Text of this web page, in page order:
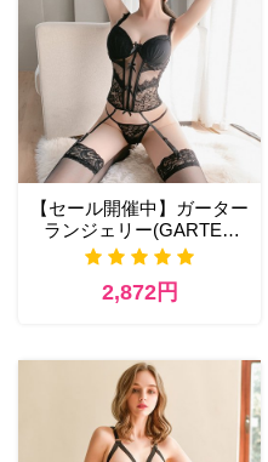
【セール開催中】ガーター
ランジェリー(GARTER
LINGERIE) 465bk 高級輸
リー
2,872円